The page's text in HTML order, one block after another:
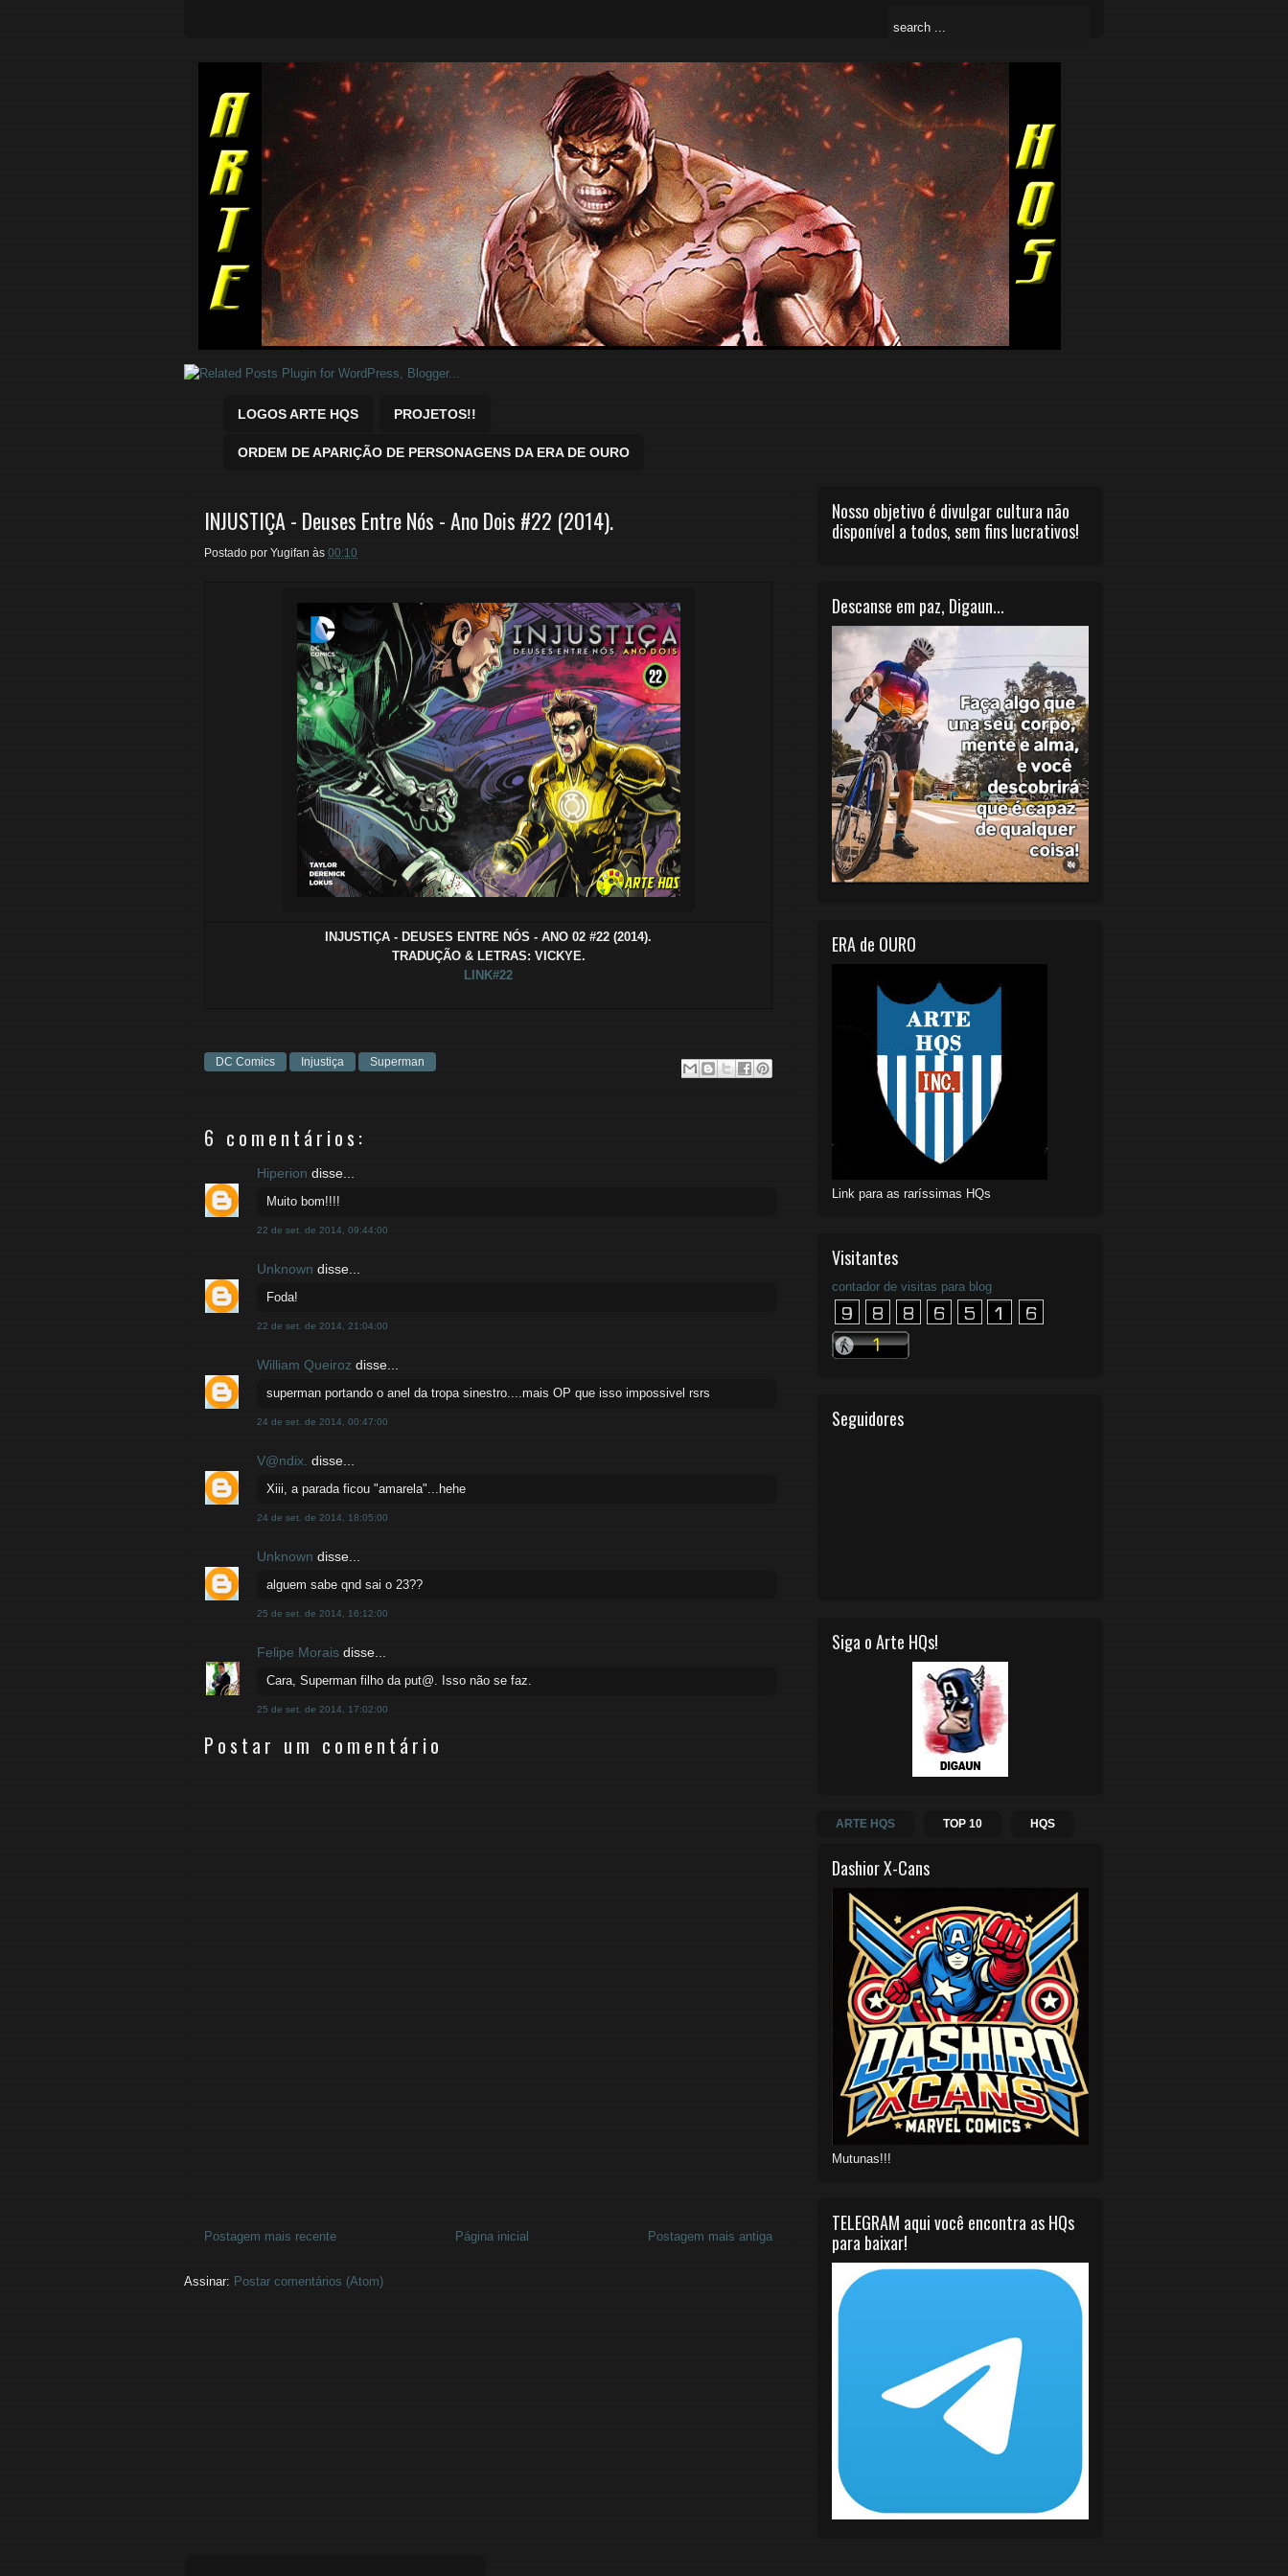
Quadrinhos Marvel e DC para baixar.
LOGOS ARTE HQS PROJETOS!!
ORDEM DE APARIÇÃO DE PERSONAGENS DA ERA DE OURO
INJUSTIÇA - Deuses Entre Nós - Ano Dois #22 (2014).
Postado por Yugifan às 00:10
INJUSTIÇA - DEUSES ENTRE NÓS - ANO 02 #22 (2014).
TRADUÇÃO & LETRAS: VICKYE.
LINK#22
DC Comics Injustiça Superman
6 comentários:
Hiperion disse...
Muito bom!!!!
22 de set. de 2014, 09:44:00
Unknown disse...
Foda!
22 de set. de 2014, 21:04:00
William Queiroz disse...
superman portando o anel da tropa sinestro....mais OP que isso impossivel rsrs
24 de set. de 2014, 00:47:00
V@ndix. disse...
Xiii, a parada ficou "amarela"...hehe
24 de set. de 2014, 18:05:00
Unknown disse...
alguem sabe qnd sai o 23??
25 de set. de 2014, 16:12:00
Felipe Morais disse...
Cara, Superman filho da put@. Isso não se faz.
25 de set. de 2014, 17:02:00
Postar um comentário
Postagem mais recente Postagem mais antiga
Página inicial
Assinar: Postar comentários (Atom)
Nosso objetivo é divulgar cultura não
disponível a todos, sem fins lucrativos!
Descanse em paz, Digaun...
ERA de OURO
Link para as raríssimas HQs
Visitantes
contador de visitas para blog
Seguidores
Siga o Arte HQs!
ARTE HQS TOP 10 HQS
Dashior X-Cans
Mutunas!!!
TELEGRAM aqui você encontra as HQs
para baixar!